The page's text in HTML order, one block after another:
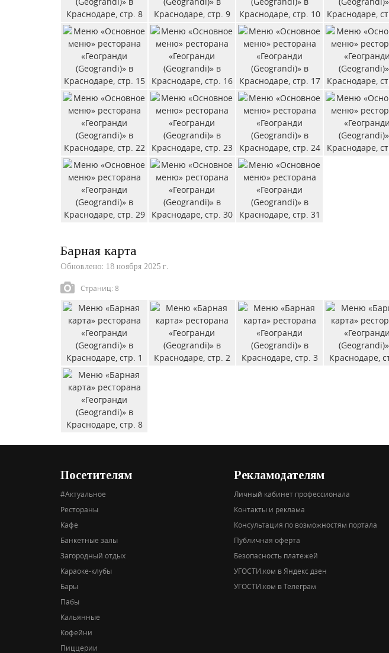
Барная карта
Обновлено: 18 ноября 2025 г.
Страниц: 8
Посетителям
#Актуальное
Рестораны
Кафе
Банкетные залы
Загородный отдых
Караоке-клубы
Бары
Пабы
Кальянные
Кофейни
Пиццерии
Рекламодателям
Личный кабинет профессионала
Контакты и реклама
Консультация по возможностям портала
Публичная оферта
Безопасность платежей
УГОСТИ.ком в Яндекс дзен
УГОСТИ.ком в Телеграм